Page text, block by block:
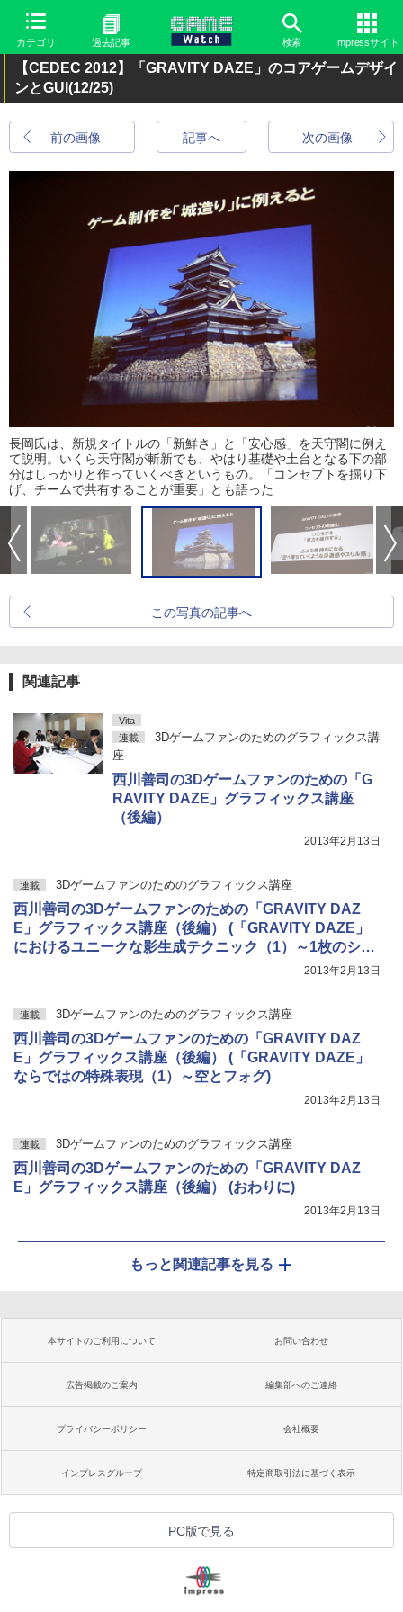
カテゴリ 過去記事 検索 Impressサイト
【CEDEC 2012】「GRAVITY DAZE」のコアゲームデザイ
ンとGUI (12/25)
前の画像 次の画像
記事へ
長岡氏は、新規タイトルの「新鮮さ」と「安心感」を天守閣に例え
て説明。いくら天守閣が斬新でも、やはり基礎や土台となる下の部
分はしっかりと作っていくべきというもの。「コンセプトを掘り下
げ、チームで共有することが重要」とも語った
この写真の記事へ
関連記事
Vita
連載
3Dゲームファンのためのグラフィックス講
座
西川善司の3Dゲームファンのための「G
RAVITY DAZE」グラフィックス講座
（後編）
2013年2月13日
連載 3Dゲームファンのためのグラフィックス講座
西川善司の3Dゲームファンのための「GRAVITY DAZ
E」グラフィックス講座（後編） (「GRAVITY DAZE」
におけるユニークな影生成テクニック（1）～1枚のシャ
ドウマップで近景から遠景までの影を高品位に出す方法)
2013年2月13日
連載 3Dゲームファンのためのグラフィックス講座
西川善司の3Dゲームファンのための「GRAVITY DAZ
E」グラフィックス講座（後編） (「GRAVITY DAZE」
ならではの特殊表現（1）～空とフォグ)
2013年2月13日
連載 3Dゲームファンのためのグラフィックス講座
西川善司の3Dゲームファンのための「GRAVITY DAZ
E」グラフィックス講座（後編） (おわりに)
2013年2月13日
もっと関連記事を見る
本サイトのご利用について お問い合わせ
広告掲載のご案内 編集部へのご連絡
プライバシーポリシー 会社概要
インプレスグループ 特定商取引法に基づく表示
PC版で見る